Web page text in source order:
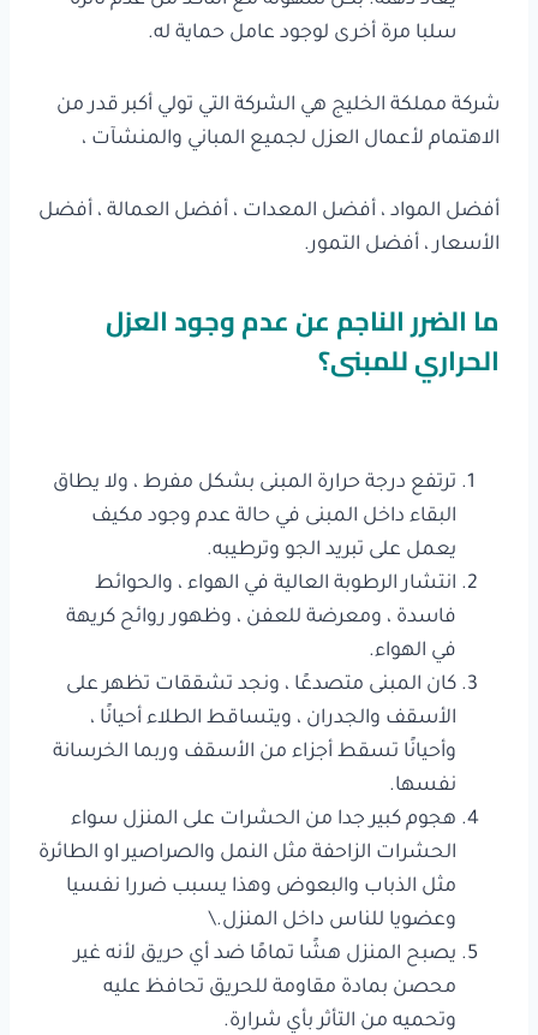
سلبا مرة أخرى لوجود عامل حماية له.
شركة مملكة الخليج هي الشركة التي تولي أكبر قدر من
الاهتمام لأعمال العزل لجميع المباني والمنشآت ،
أفضل المواد ، أفضل المعدات ، أفضل العمالة ، أفضل
الأسعار ، أفضل التمور.
ما الضرر الناجم عن عدم وجود العزل
الحراري للمبنى؟
ترتفع درجة حرارة المبنى بشكل مفرط ، ولا يطاق
البقاء داخل المبنى في حالة عدم وجود مكيف
يعمل على تبريد الجو وترطيبه.
انتشار الرطوبة العالية في الهواء ، والحوائط
فاسدة ، ومعرضة للعفن ، وظهور روائح كريهة
في الهواء.
كان المبنى متصدعًا ، ونجد تشققات تظهر على
الأسقف والجدران ، ويتساقط الطلاء أحيانًا ،
وأحيانًا تسقط أجزاء من الأسقف وربما الخرسانة
نفسها.
هجوم كبير جدا من الحشرات على المنزل سواء
الحشرات الزاحفة مثل النمل والصراصير او الطائرة
مثل الذباب والبعوض وهذا يسبب ضررا نفسيا
وعضويا للناس داخل المنزل.\
يصبح المنزل هشًا تمامًا ضد أي حريق لأنه غير
محصن بمادة مقاومة للحريق تحافظ عليه
وتحميه من التأثر بأي شرارة.